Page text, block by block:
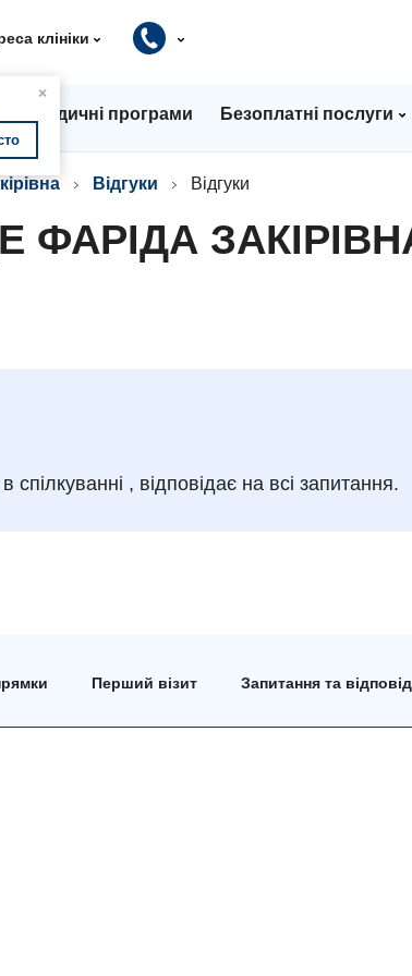
×
клініки
Медичні програми Безоплатні послуги
Відгуки Відгуки
ФАРІДА
, відповідає на всі запитання.
Перший візит Запитання та